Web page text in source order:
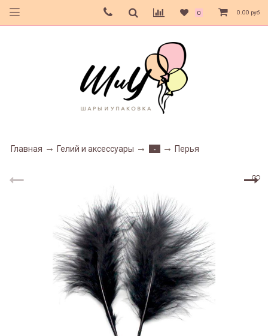
0 0.00 руб
Главная Гелий и аксессуары - Перья